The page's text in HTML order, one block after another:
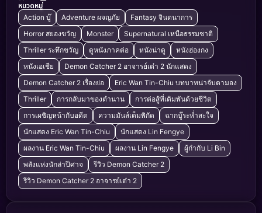
หมวดหมู่
Action บู๊ Adventure ผจญภัย
Fantasy จินตนาการ
Horror สยองขวัญ
Monster
Supernatural เหนือธรรมชาติ
Thriller ระทึกขวัญ
ดูหนังภาคต่อ หนังน่าดู
หนังฮ่องกง
หนังเอเชีย
Demon Catcher 2 อาจารย์เต๋า 2 นักแสดง
Demon Catcher 2 เรื่องย่อ
Eric Wan Tin-Chiu บทบาทน่าจับตามอง
Thriller
การกลับมาของตำนาน
การต่อสู้ที่เดิมพันด้วยชีวิต
การเผชิญหน้ากับอดีต
ความมันส์เต็มพิกัด
ฉากบู๊ระห่ำสะใจ
นักแสดง Eric Wan Tin-Chiu
นักแสดง Lin Fengye
ผลงาน Eric Wan Tin-Chiu
ผลงาน Lin Fengye
ผู้กำกับ Li Bin
พลังแห่งนักล่าปีศาจ
รีวิว Demon Catcher 2
รีวิว Demon Catcher 2 อาจารย์เต๋า 2